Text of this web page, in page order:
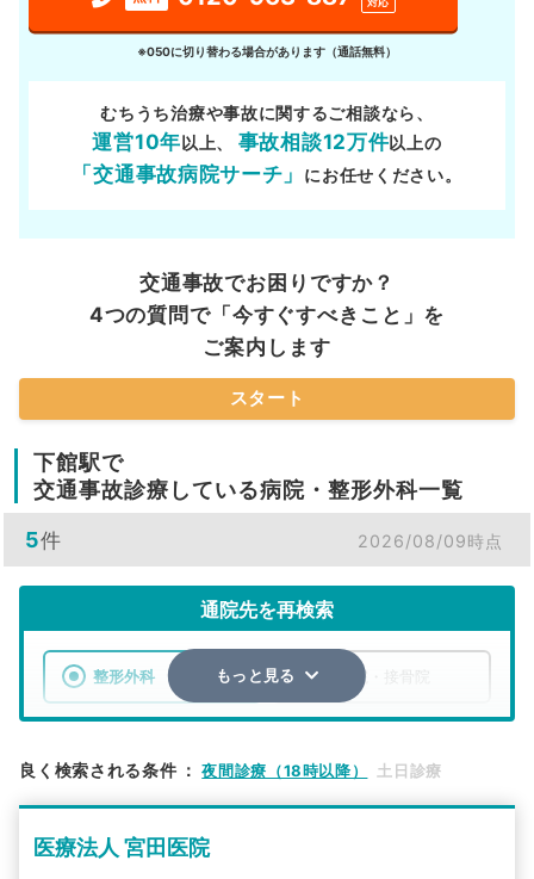
※050に切り替わる場合があります（通話無料）
むちうち治療や事故に関するご相談なら、
運営10年以上、 事故相談12万件以上の
「交通事故病院サーチ」 にお任せください。
交通事故でお困りですか？
4つの質問で「今すぐすべきこと」を
ご案内します
スタート
下館駅で
交通事故診療している病院・整形外科一覧
5件 2026/08/09時点
通院先を再検索
整形外科 整骨院・接骨院
検索する
詳細条件で絞り込む
もっと見る
良く検索される条件 ： 夜間診療（18時以降） 土日診療
医療法人 宮田医院